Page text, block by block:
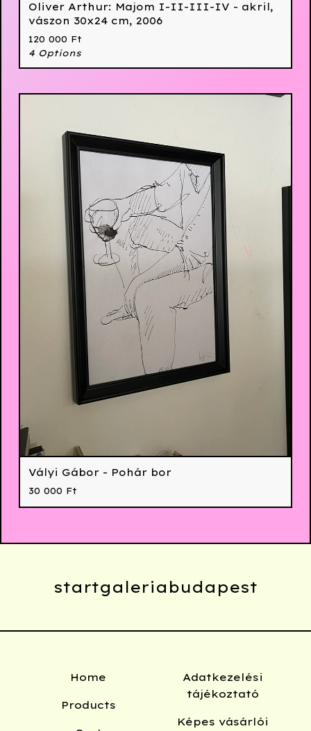
Oliver Arthur: Majom I-II-III-IV - akril,
vászon 30x24 cm, 2006
120 000 Ft
4 Options
Vályi Gábor - Pohár bor
30 000 Ft
startgaleriabudapest
Home
Products
Adatkezelési
tájékoztató
Képes vásárlói